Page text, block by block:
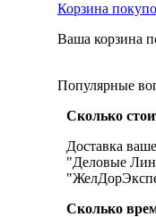
Корзина
Ваша корзина
Популярные
Сколько
Доставка
"Деловые
Сколько